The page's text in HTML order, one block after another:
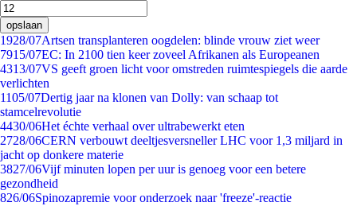
opslaan
1928/07Artsen transplanteren oogdelen: blinde vrouw ziet weer
7915/07EC: In 2100 tien keer zoveel Afrikanen als Europeanen
4313/07VS geeft groen licht voor omstreden ruimtespiegels die aarde
verlichten
1105/07Dertig jaar na klonen van Dolly: van schaap tot
stamcelrevolutie
4430/06Het échte verhaal over ultrabewerkt eten
2728/06CERN verbouwt deeltjesversneller LHC voor 1,3 miljard in
jacht op donkere materie
3827/06Vijf minuten lopen per uur is genoeg voor een betere
gezondheid
826/06Spinozapremie voor onderzoek naar 'freeze'-reactie